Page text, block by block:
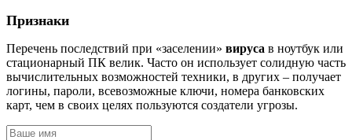
Признаки
Перечень последствий при «заселении» вируса в ноутбук или
стационарный ПК велик. Часто он использует солидную часть
вычислительных возможностей техники, в других – получает
логины, пароли, всевозможные ключи, номера банковских
карт, чем в своих целях пользуются создатели угрозы.